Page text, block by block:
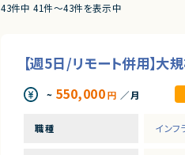
43件中 41件〜43件を表示中
【週5日/リモート併用】
~ 550,000円 ／月
職種 インフ